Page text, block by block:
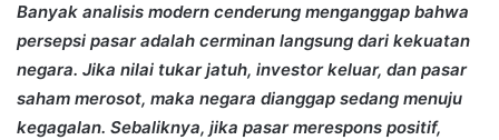
Banyak analisis modern cenderung menganggap bahwa
persepsi pasar adalah cerminan langsung dari kekuatan
negara. Jika nilai tukar jatuh, investor keluar, dan pasar
saham merosot, maka negara dianggap sedang menuju
kegagalan. Sebaliknya, jika pasar merespons positif,